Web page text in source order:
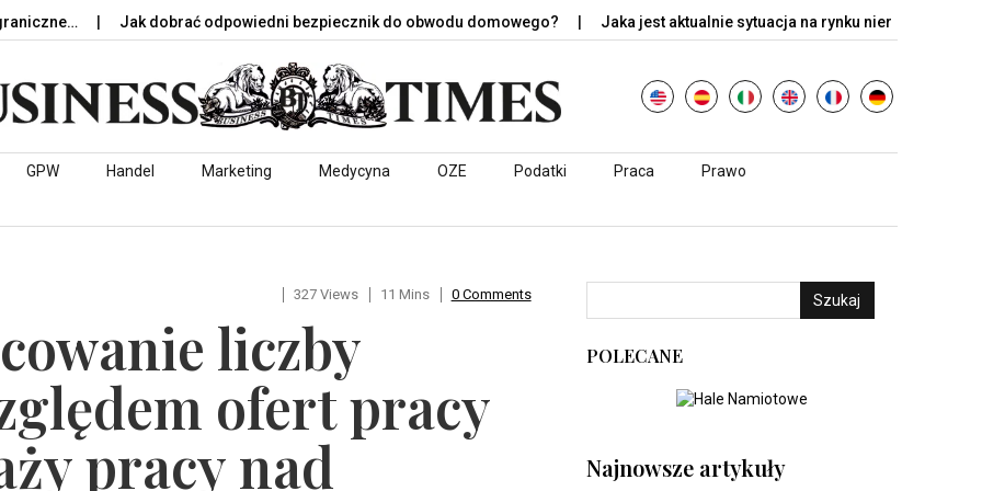
Jak dobrać odpowiedni bezpiecznik do obwodu domowego? Jaka jest aktualnie sytuacja na rynku nieruchomości w…
GPW Handel Marketing Medycyna OZE Podatki Praca Prawo
327 Views 11 Mins 0 Comments
liczby
ofert pracy
pracy nad
Szukaj
POLECANE
Najnowsze artykuły